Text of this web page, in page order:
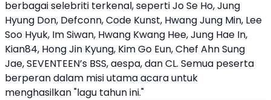
berbagai selebriti terkenal, seperti Jo Se Ho, Jung
Hyung Don, Defconn, Code Kunst, Hwang Jung Min, Lee
Soo Hyuk, Im Siwan, Hwang Kwang Hee, Jung Hae In,
Kian84, Hong Jin Kyung, Kim Go Eun, Chef Ahn Sung
Jae, SEVENTEEN’s BSS,aespa, dan CL. Semua peserta
berperan dalam misi utama acara untuk
menghasilkan "lagu tahun ini."